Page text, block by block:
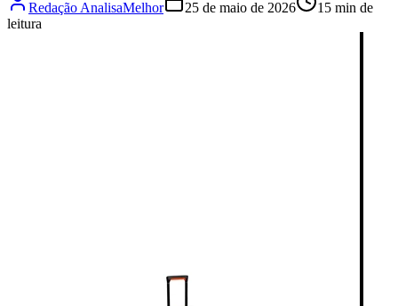
Redação AnalisaMelhor 25 de maio de 2026
15 min de
leitura